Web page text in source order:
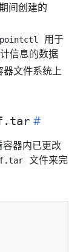
间创建的
用于
信息的数据
器文件系统上
器内已更改
文件来完